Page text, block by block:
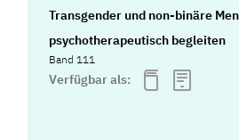
Transgender und non-binäre
psychotherapeutisch begleiten
Band 111
Verfügbar als: